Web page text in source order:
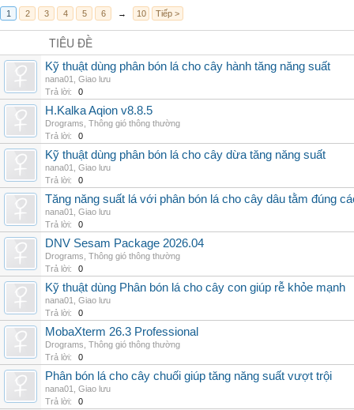
1 2 3 4 5 6 → 10 Tiếp >
TIÊU ĐỀ
Kỹ thuật dùng phân bón lá cho cây hành tăng năng suất
nana01
Giao lưu
Trả lời:
0
H.Kalka Aqion v8.8.5
Drograms Thông gió thông thường
Trả lời:
0
Kỹ thuật dùng phân bón lá cho cây dừa tăng năng suất
nana01
Giao lưu
Trả lời:
0
Tăng năng suất lá với phân bón lá cho cây dâu tằm đúng
nana01
Giao lưu
Trả lời:
0
DNV Sesam Package 2026.04
Drograms Thông gió thông thường
Trả lời:
0
Kỹ thuật dùng Phân bón lá cho cây con giúp rễ khỏe mạnh
nana01
Giao lưu
Trả lời:
0
MobaXterm 26.3 Professional
Drograms Thông gió thông thường
Trả lời:
0
Phân bón lá cho cây chuối giúp tăng năng suất vượt trội
nana01
Giao lưu
Trả lời:
0